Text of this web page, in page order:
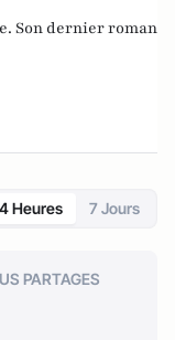
Son dernier roman
Heures 7 Jours
PARTAGES